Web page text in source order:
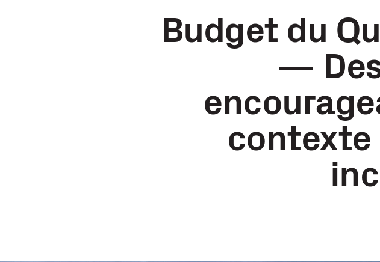
Budget du
—